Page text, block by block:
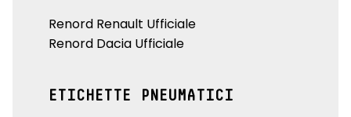
Renord Renault Ufficiale
Renord Dacia Ufficiale
ETICHETTE PNEUMATICI